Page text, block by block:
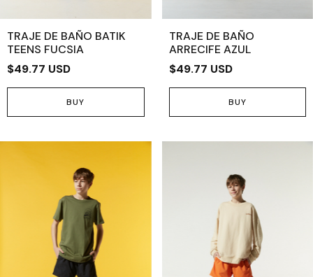
TRAJE DE BAÑO BATIK
TEENS FUCSIA
$49.77 USD
BUY
TRAJE DE BAÑO
ARRECIFE AZUL
$49.77 USD
BUY